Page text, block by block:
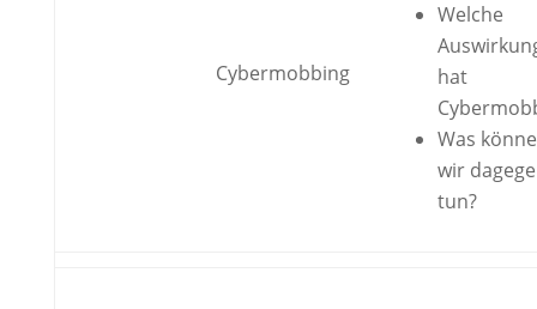
Cybermobbing
Welche
hat
Was
wir
tun?